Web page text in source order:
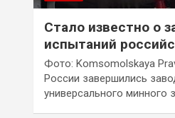
Стало известно о
испытаний
Фото: Komsomolskaya
России завершились
универсального минного